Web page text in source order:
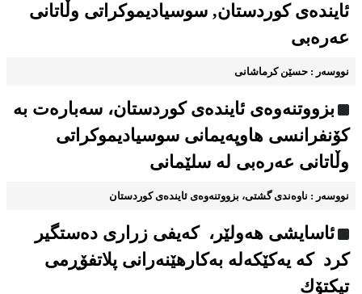
ئاینده‌ی کوردستان, سوسیادیموكراتی وڵاتانی
عەرەبی
نووسه‌ر : حسێن کرماشانی
بزووتنه‌وه‌ی ئاینده‌ی کوردستان، سه‌باره‌ت به
كۆنفرانسی هاوپەیمانی سوسیادیموكراتی
وڵاتانی عەرەبی له سلێمانی
نووسه‌ر : ناوه‌ندی گشتی، بزووتنه‌وه‌ی ئاینده‌ی کوردستان
ئاسایشی هه‌ولێر، كه‌یفی زراری دەستگیر
کرد کە یه‌كێكەله‌ به‌كارهێنه‌رانی پلاتفۆڕمی
تیكتۆك